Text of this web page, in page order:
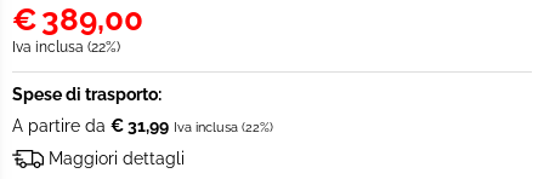
€389,00
Iva inclusa (22%)
Spese di trasporto:
A partire da € 31,99 Iva inclusa (22%)
Maggiori dettagli